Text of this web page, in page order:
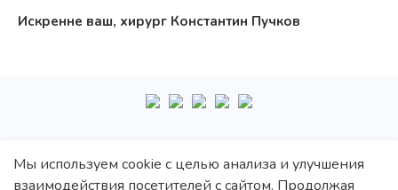
Мы используем cookie с целью анализа и улучшения
взаимодействия посетителей с сайтом. Продолжая
Искренне ваш, хирург Константин Пучков
+7 495 222-10-87
Политика обработки персональных данных